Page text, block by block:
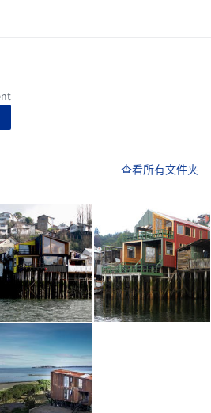
查看所有文件夹